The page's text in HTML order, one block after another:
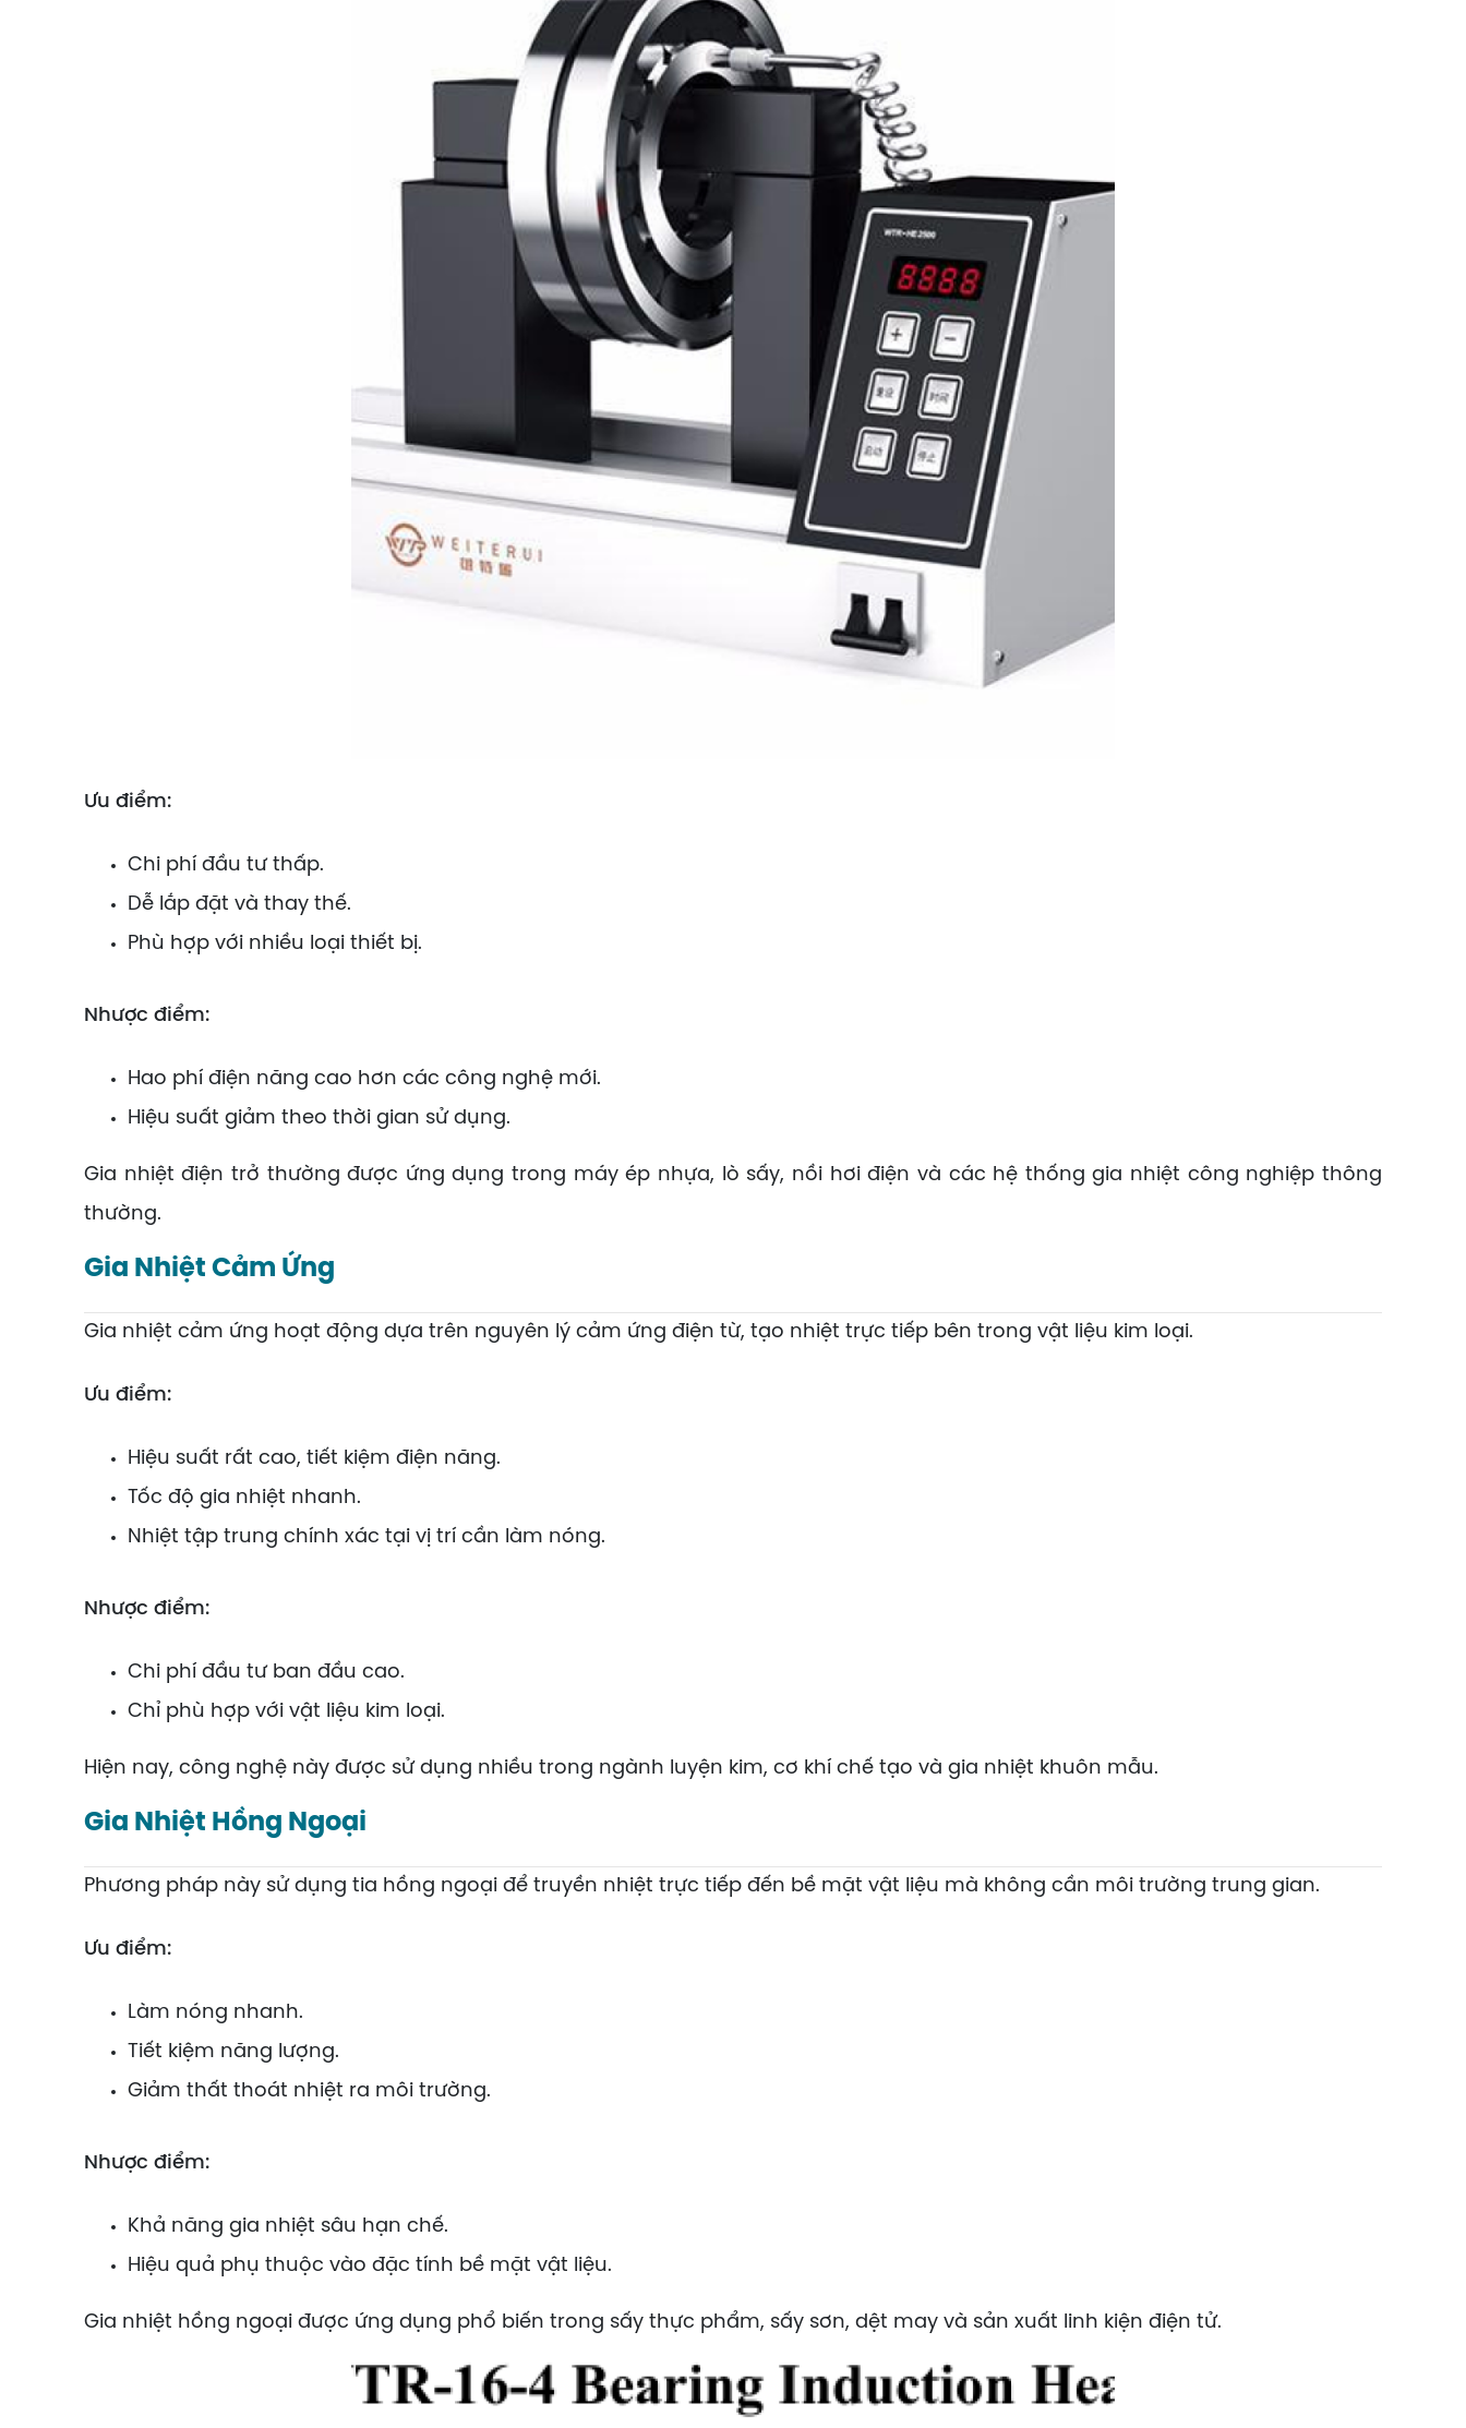
Ưu điểm:
Chi phí đầu tư thấp.
Dễ lắp đặt và thay thế.
Phù hợp với nhiều loại thiết bị.
Nhược điểm:
Hao phí điện năng cao hơn các công nghệ mới.
Hiệu suất giảm theo thời gian sử dụng.
Gia nhiệt điện trở thường được ứng dụng trong máy ép nhựa, lò sấy, nồi hơi điện và các hệ thống gia nhiệt công nghiệp thông
thường.
Gia Nhiệt Cảm Ứng
Gia nhiệt cảm ứng hoạt động dựa trên nguyên lý cảm ứng điện từ, tạo nhiệt trực tiếp bên trong vật liệu kim loại.
Ưu điểm:
Hiệu suất rất cao, tiết kiệm điện năng.
Tốc độ gia nhiệt nhanh.
Nhiệt tập trung chính xác tại vị trí cần làm nóng.
Nhược điểm:
Chi phí đầu tư ban đầu cao.
Chỉ phù hợp với vật liệu kim loại.
Hiện nay, công nghệ này được sử dụng nhiều trong ngành luyện kim, cơ khí chế tạo và gia nhiệt khuôn mẫu.
Gia Nhiệt Hồng Ngoại
Phương pháp này sử dụng tia hồng ngoại để truyền nhiệt trực tiếp đến bề mặt vật liệu mà không cần môi trường trung gian.
Ưu điểm:
Làm nóng nhanh.
Tiết kiệm năng lượng.
Giảm thất thoát nhiệt ra môi trường.
Nhược điểm:
Khả năng gia nhiệt sâu hạn chế.
Hiệu quả phụ thuộc vào đặc tính bề mặt vật liệu.
Gia nhiệt hồng ngoại được ứng dụng phổ biến trong sấy thực phẩm, sấy sơn, dệt may và sản xuất linh kiện điện tử.